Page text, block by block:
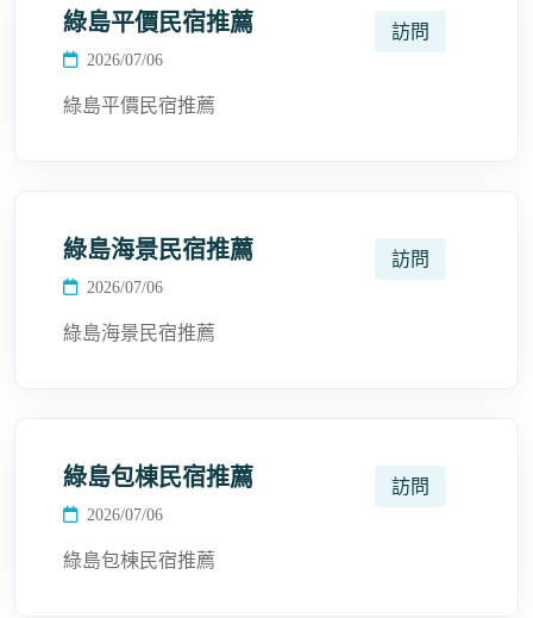
綠島平價民宿推薦
2026/07/06
訪問
綠島平價民宿推薦
綠島海景民宿推薦
2026/07/06
訪問
綠島海景民宿推薦
綠島包棟民宿推薦
2026/07/06
訪問
綠島包棟民宿推薦